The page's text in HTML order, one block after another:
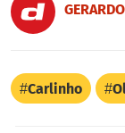
Carlinho